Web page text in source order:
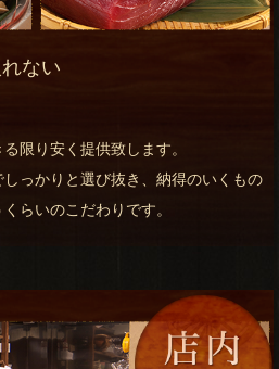
ない
限り安く提供致します。
っかりと選び抜き、納得のいくもの
らいのこだわりです。